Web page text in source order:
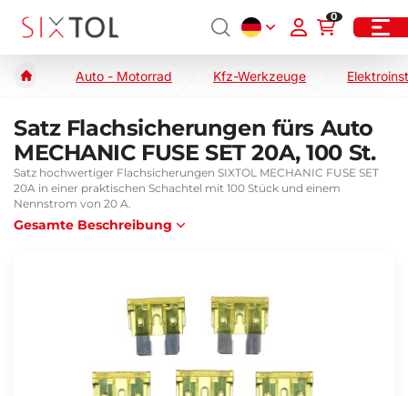
0
Auto - Motorrad Kfz-Werkzeuge
Satz Flachsicherungen fürs Auto
MECHANIC FUSE SET 20A, 100 St.
Satz hochwertiger Flachsicherungen SIXTOL MECHANIC FUSE SET
20A in einer praktischen Schachtel mit 100 Stück und einem
Nennstrom von 20 A.
Gesamte Beschreibung